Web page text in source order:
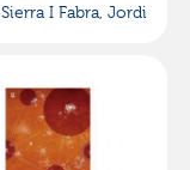
Sierra I Fabra, Jordi